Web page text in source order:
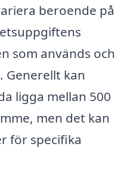
beroende på
som används och
Generellt kan
ligga mellan 500
men det kan
för specifika